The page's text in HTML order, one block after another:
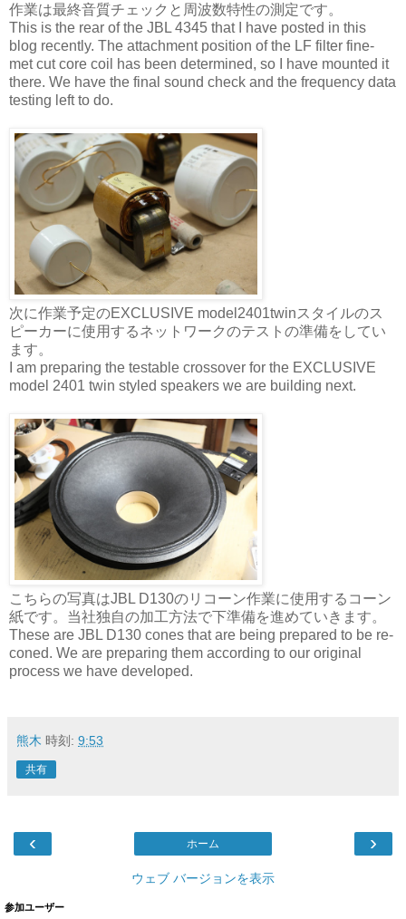
作業は最終音質チェックと周波数特性の測定です。
This is the rear of the JBL 4345 that I have posted in this
blog recently. The attachment position of the LF filter fine-
met cut core coil has been determined, so I have mounted it
there. We have the final sound check and the frequency data
testing left to do.
次に作業予定のEXCLUSIVE model2401twinスタイルのス
ピーカーに使用するネットワークのテストの準備をしてい
ます。
I am preparing the testable crossover for the EXCLUSIVE
model 2401 twin styled speakers we are building next.
こちらの写真はJBL D130のリコーン作業に使用するコーン
紙です。当社独自の加工方法で下準備を進めていきます。
These are JBL D130 cones that are being prepared to be re-
coned. We are preparing them according to our original
process we have developed.
熊木 時刻: 9:53
共有
‹ ›
ホーム
ウェブ バージョンを表示
参加ユーザー